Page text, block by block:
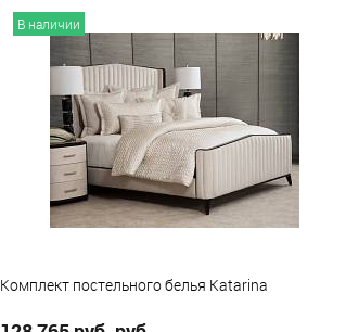
В избранное
Выберите
King Queen
В наличии
Комплект постельного белья Katarina